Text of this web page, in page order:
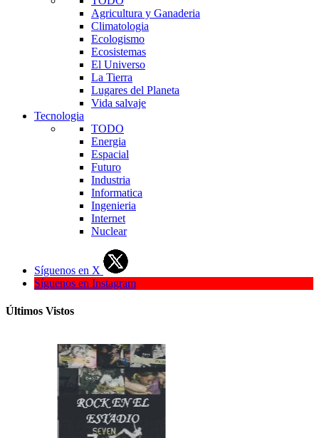
Agricultura y Ganaderia
Climatologia
Ecologismo
Ecosistemas
El Universo
La Tierra
Lugares del Planeta
Vida salvaje
Tecnologia
TODO
Energia
Espacial
Futuro
Industria
Informatica
Ingenieria
Internet
Nuclear
Síguenos en X
Síguenos en Instagram
Últimos Vistos